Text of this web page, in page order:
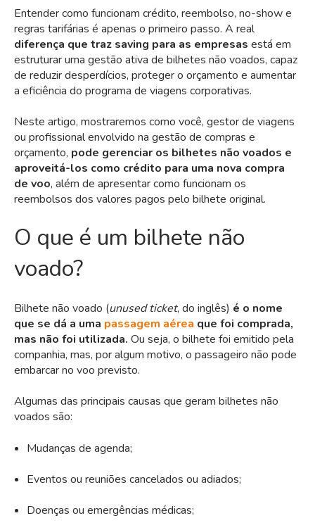
Entender como funcionam crédito, reembolso, no-show e
regras tarifárias é apenas o primeiro passo. A real
diferença que traz saving para as empresas está em
estruturar uma gestão ativa de bilhetes não voados, capaz
de reduzir desperdícios, proteger o orçamento e aumentar
a eficiência do programa de viagens corporativas.
Neste artigo, mostraremos como você, gestor de viagens
ou profissional envolvido na gestão de compras e
orçamento, pode gerenciar os bilhetes não voados e
aproveitá-los como crédito para uma nova compra
de voo, além de apresentar como funcionam os
reembolsos dos valores pagos pelo bilhete original.
O que é um bilhete não
voado?
Bilhete não voado (unused ticket, do inglês) é o nome
que se dá a uma passagem aérea que foi comprada,
mas não foi utilizada. Ou seja, o bilhete foi emitido pela
companhia, mas, por algum motivo, o passageiro não pode
embarcar no voo previsto.
Algumas das principais causas que geram bilhetes não
voados são:
Mudanças de agenda;
Eventos ou reuniões cancelados ou adiados;
Doenças ou emergências médicas;